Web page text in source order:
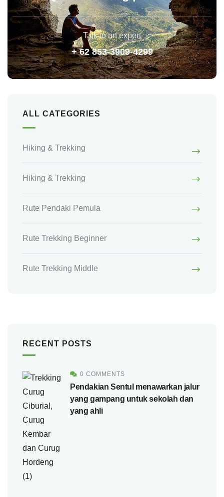
Talk to an expert
+ 62 853-3909-4299
ALL CATEGORIES
Hiking & Trekking
Hiking & Trekking
Rute Pendaki Pemula
Rute Trekking Beginner
Rute Trekking Middle
RECENT POSTS
0 COMMENTS
Pendakian Sentul menawarkan jalur
yang gampang untuk sekolah dan
yang ahli